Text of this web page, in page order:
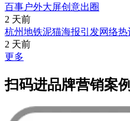
百事户外大屏创意出圈
2 天前
杭州地铁泥猫海报引发网络热
2 天前
更多
扫码进品牌营销案